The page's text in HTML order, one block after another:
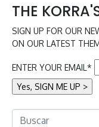
THE
SIGN UP FOR OUR
ON OUR LATEST
ENTER YOUR EMAIL*